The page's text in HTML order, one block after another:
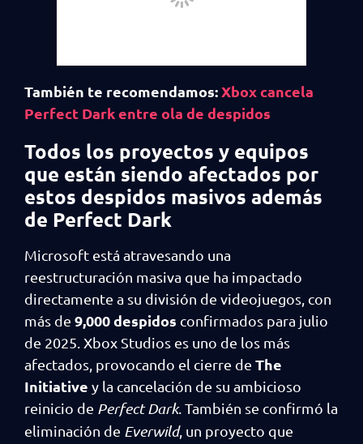
También te recomendamos:Xbox cancela
Perfect Dark entre ola de despidos
Todos los proyectos y equipos
que están siendo afectados por
estos despidos masivos además
de Perfect Dark
Microsoft está atravesando una
reestructuración masiva que ha impactado
directamente a su división de videojuegos, con
más de 9,000 despidos confirmados para julio
de 2025. Xbox Studios es uno de los más
afectados, provocando el cierre de The
Initiative y la cancelación de su ambicioso
reinicio de Perfect Dark. También se confirmó la
eliminación de Everwild, un proyecto que